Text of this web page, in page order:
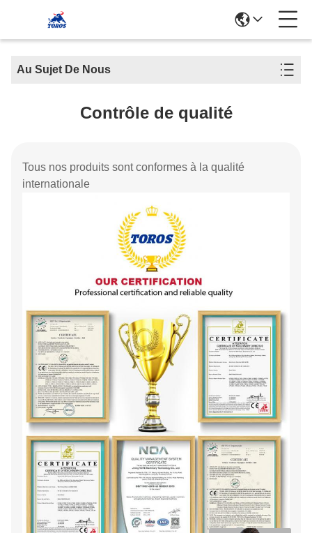
Au Sujet De Nous
Contrôle de qualité
Tous nos produits sont conformes à la qualité
internationale